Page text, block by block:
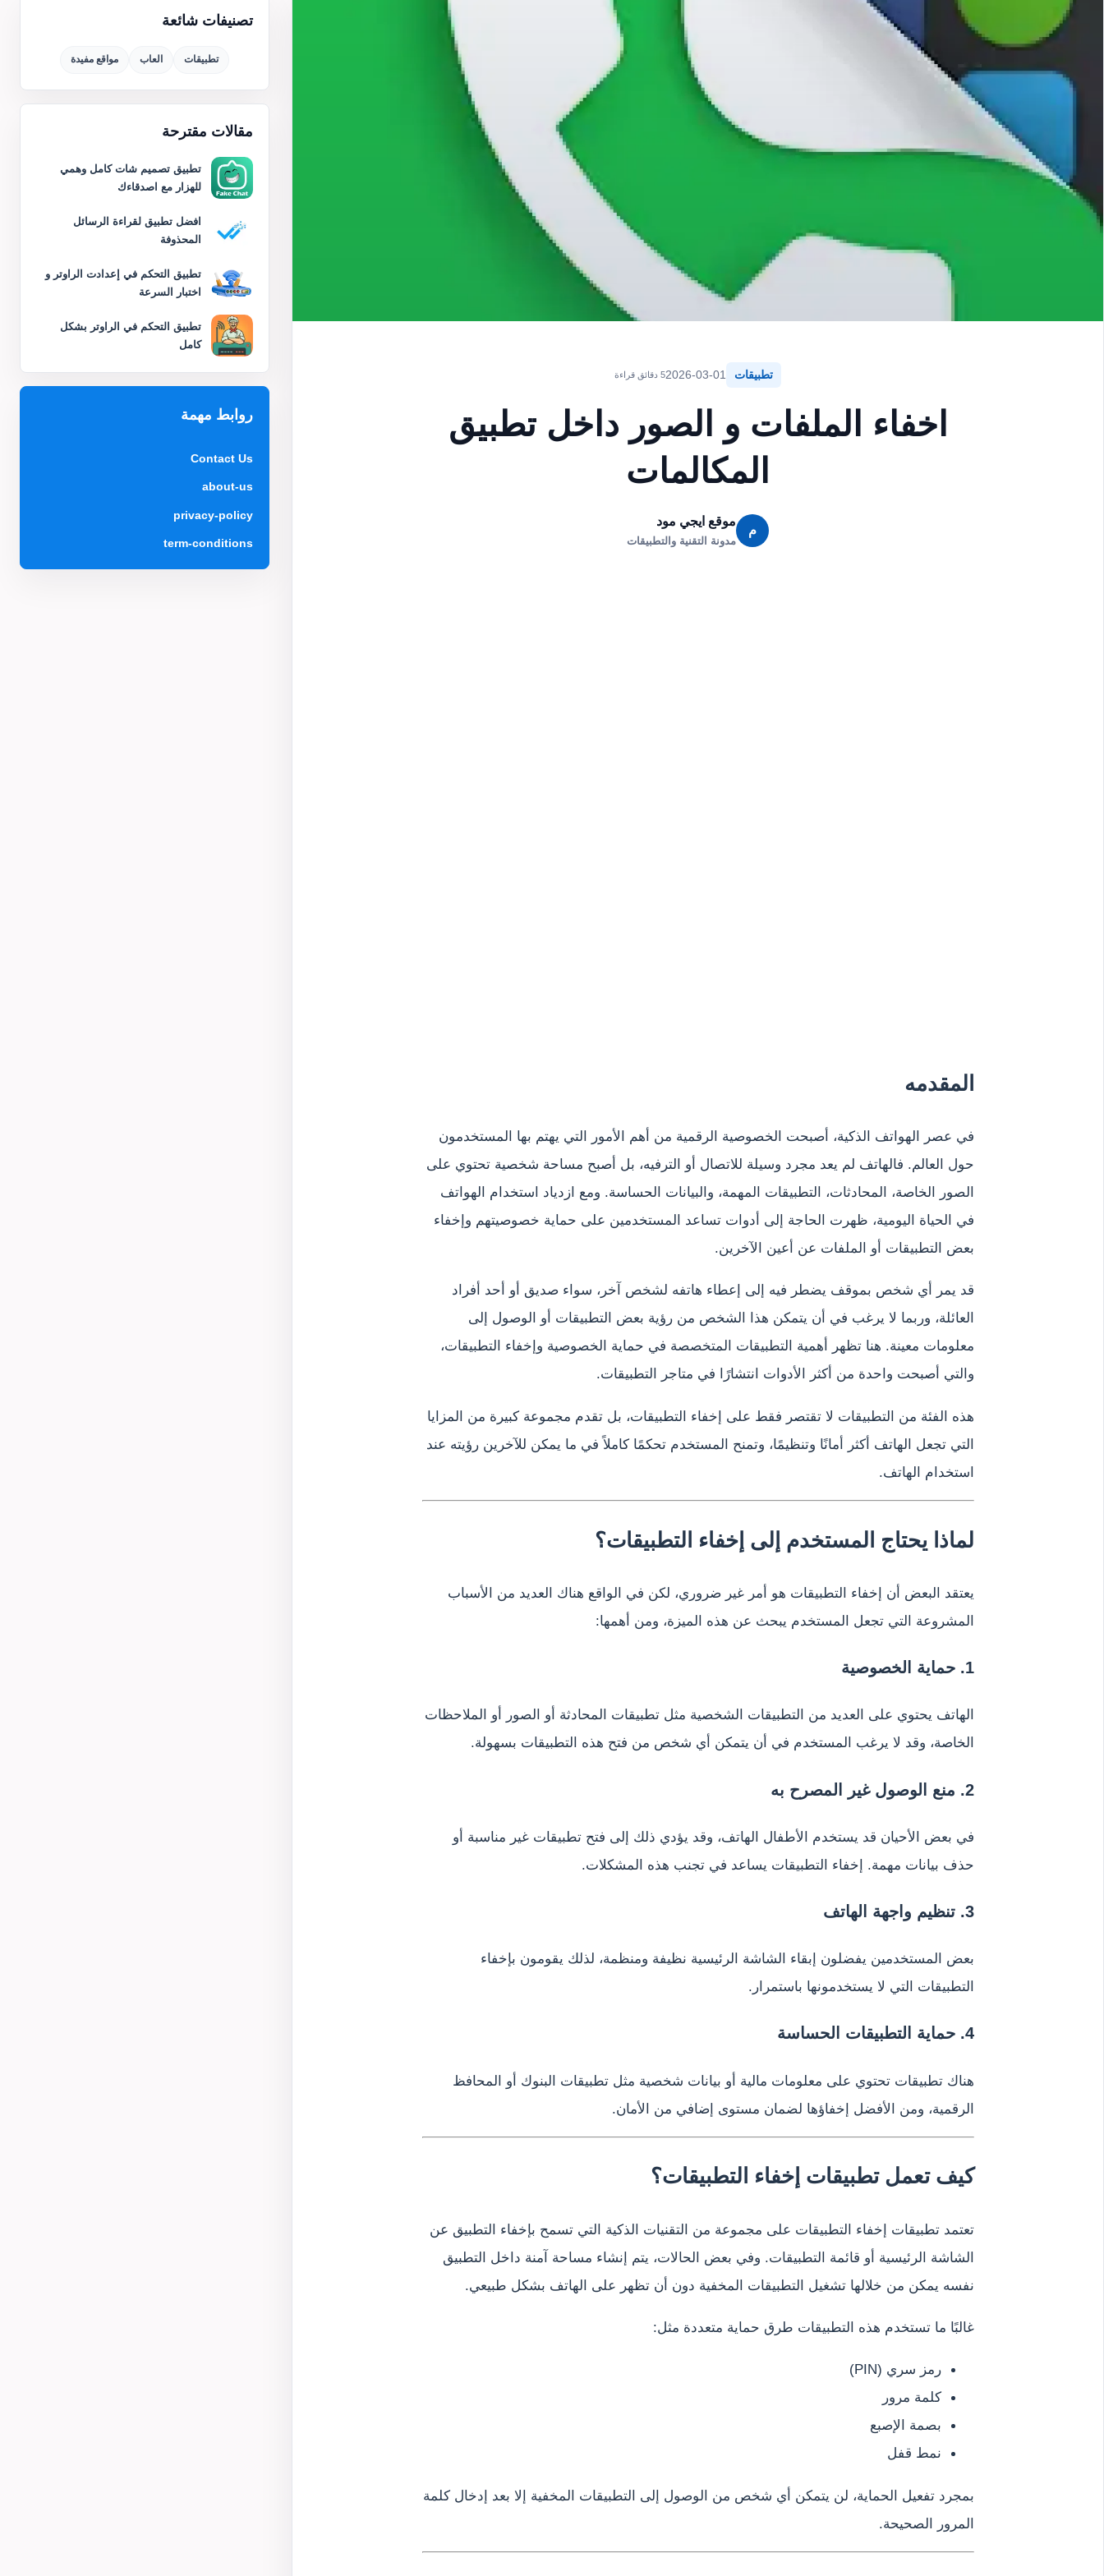
تصنيفات شائعة
تطبيقات العاب مواقع مفيدة
مقالات مقترحة
تطبيق تصميم شات كامل وهمي
للهزار مع اصدقاءك
افضل تطبيق لقراءة الرسائل
المحذوفة
تطبيق التحكم في إعدادت الراوتر و
اختبار السرعة
تطبيق التحكم في الراوتر بشكل
كامل
روابط مهمة
Contact Us
about-us
privacy-policy
term-conditions
تطبيقات 2026-03-015 دقائق قراءة
اخفاء الملفات و الصور داخل تطبيق
المكالمات
م
موقع ايجي مود
مدونة التقنية والتطبيقات
المقدمه
في عصر الهواتف الذكية، أصبحت الخصوصية الرقمية من أهم الأمور التي يهتم بها المستخدمون
حول العالم. فالهاتف لم يعد مجرد وسيلة للاتصال أو الترفيه، بل أصبح مساحة شخصية تحتوي على
الصور الخاصة، المحادثات، التطبيقات المهمة، والبيانات الحساسة. ومع ازدياد استخدام الهواتف
في الحياة اليومية، ظهرت الحاجة إلى أدوات تساعد المستخدمين على حماية خصوصيتهم وإخفاء
بعض التطبيقات أو الملفات عن أعين الآخرين.
قد يمر أي شخص بموقف يضطر فيه إلى إعطاء هاتفه لشخص آخر، سواء صديق أو أحد أفراد
العائلة، وربما لا يرغب في أن يتمكن هذا الشخص من رؤية بعض التطبيقات أو الوصول إلى
معلومات معينة. هنا تظهر أهمية التطبيقات المتخصصة في حماية الخصوصية وإخفاء التطبيقات،
والتي أصبحت واحدة من أكثر الأدوات انتشارًا في متاجر التطبيقات.
هذه الفئة من التطبيقات لا تقتصر فقط على إخفاء التطبيقات، بل تقدم مجموعة كبيرة من المزايا
التي تجعل الهاتف أكثر أمانًا وتنظيمًا، وتمنح المستخدم تحكمًا كاملاً في ما يمكن للآخرين رؤيته عند
استخدام الهاتف.
لماذا يحتاج المستخدم إلى إخفاء التطبيقات؟
يعتقد البعض أن إخفاء التطبيقات هو أمر غير ضروري، لكن في الواقع هناك العديد من الأسباب
المشروعة التي تجعل المستخدم يبحث عن هذه الميزة، ومن أهمها:
1. حماية الخصوصية
الهاتف يحتوي على العديد من التطبيقات الشخصية مثل تطبيقات المحادثة أو الصور أو الملاحظات
الخاصة، وقد لا يرغب المستخدم في أن يتمكن أي شخص من فتح هذه التطبيقات بسهولة.
2. منع الوصول غير المصرح به
في بعض الأحيان قد يستخدم الأطفال الهاتف، وقد يؤدي ذلك إلى فتح تطبيقات غير مناسبة أو
حذف بيانات مهمة. إخفاء التطبيقات يساعد في تجنب هذه المشكلات.
3. تنظيم واجهة الهاتف
بعض المستخدمين يفضلون إبقاء الشاشة الرئيسية نظيفة ومنظمة، لذلك يقومون بإخفاء
التطبيقات التي لا يستخدمونها باستمرار.
4. حماية التطبيقات الحساسة
هناك تطبيقات تحتوي على معلومات مالية أو بيانات شخصية مثل تطبيقات البنوك أو المحافظ
الرقمية، ومن الأفضل إخفاؤها لضمان مستوى إضافي من الأمان.
كيف تعمل تطبيقات إخفاء التطبيقات؟
تعتمد تطبيقات إخفاء التطبيقات على مجموعة من التقنيات الذكية التي تسمح بإخفاء التطبيق عن
الشاشة الرئيسية أو قائمة التطبيقات. وفي بعض الحالات، يتم إنشاء مساحة آمنة داخل التطبيق
نفسه يمكن من خلالها تشغيل التطبيقات المخفية دون أن تظهر على الهاتف بشكل طبيعي.
غالبًا ما تستخدم هذه التطبيقات طرق حماية متعددة مثل:
رمز سري (PIN)
كلمة مرور
بصمة الإصبع
نمط قفل
بمجرد تفعيل الحماية، لن يتمكن أي شخص من الوصول إلى التطبيقات المخفية إلا بعد إدخال كلمة
المرور الصحيحة.